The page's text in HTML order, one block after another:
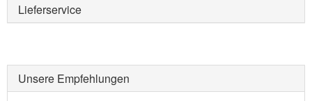
Lieferservice
Unsere Empfehlungen